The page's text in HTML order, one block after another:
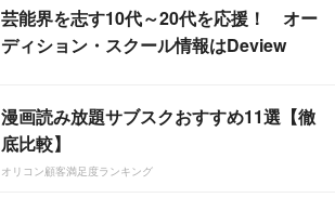
芸能界を志す10代～20代を応援！ オー
ディション・スクール情報はDeview
漫画読み放題サブスクおすすめ11選【徹
底比較】
オリコン顧客満足度ランキング